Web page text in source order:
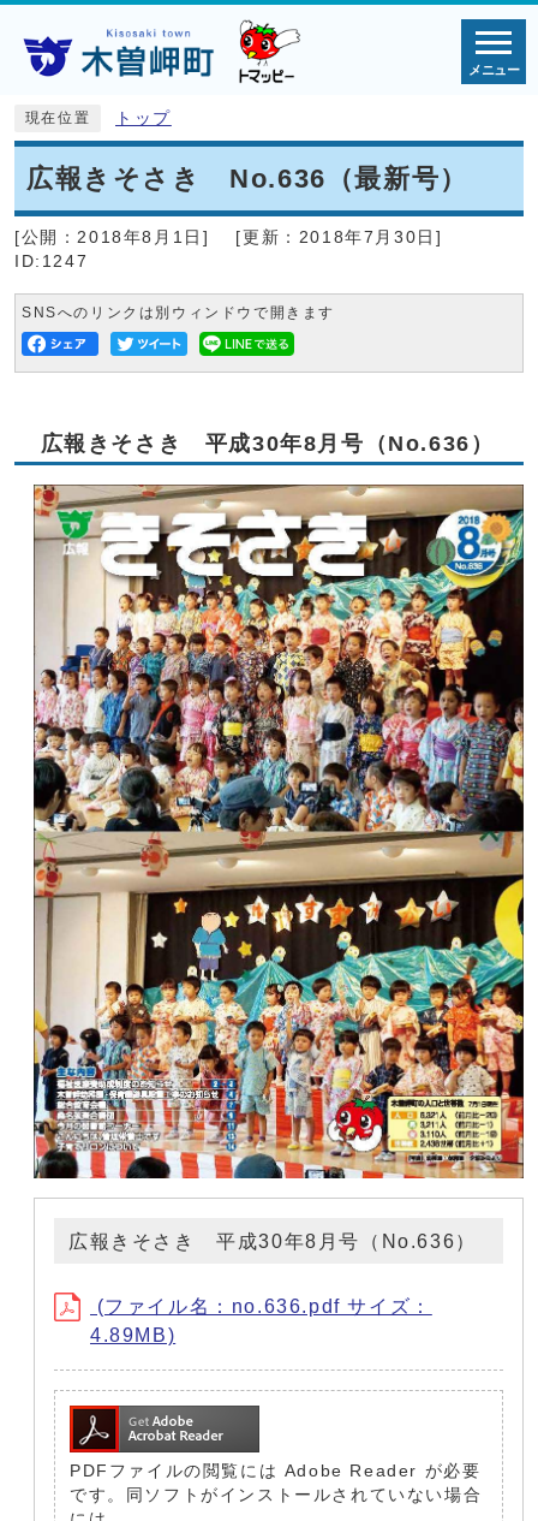
メニュー
現在位置 トップ
広報きそさき No.636（最新号）
[公開： 2018年8月1日 ] [更新： 2018年7月30日 ]
ID:1247
SNSへのリンクは別ウィンドウで開きます
広報きそさき 平成30年8月号（No.636）
広報きそさき 平成30年8月号（No.636）
(ファイル名：no.636.pdf サイズ：
4.89MB)
PDFファイルの閲覧には Adobe Reader が必要
です。同ソフトがインストールされていない場合